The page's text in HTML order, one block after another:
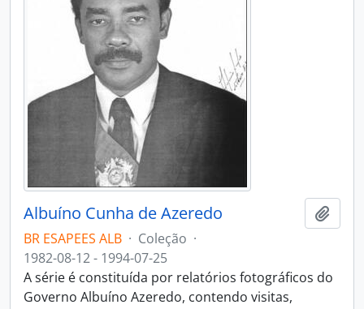
Albuíno Cunha de Azeredo
BR ESAPEES ALB · Coleção ·
1982-08-12 - 1994-07-25
A série é constituída por relatórios fotográficos do
Governo Albuíno Azeredo, contendo visitas,